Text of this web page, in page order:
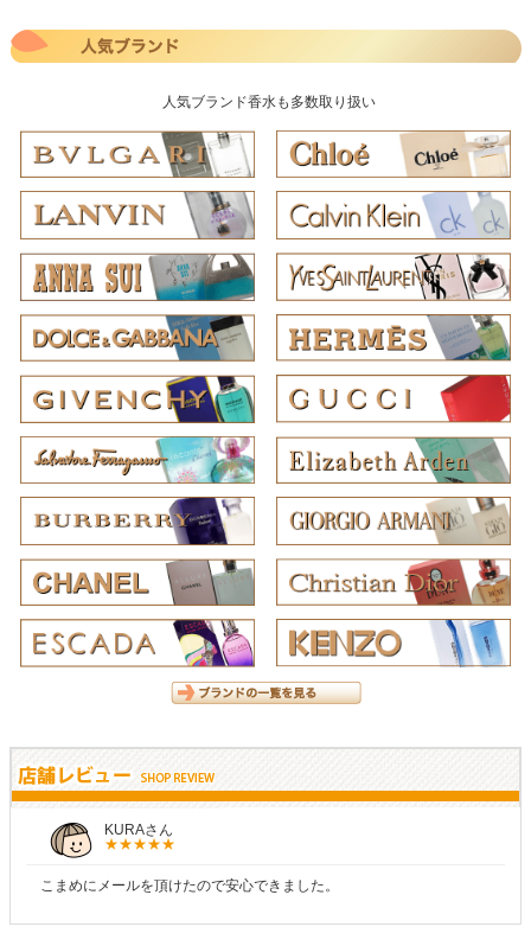
人気ブランド香水も多数取り扱い
KURAさん
こまめにメールを頂けたので安心できました。